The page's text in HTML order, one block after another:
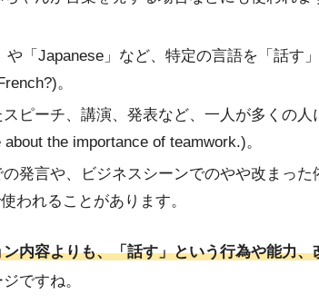
や「Japanese」など、特定の言語を「話す
。
スピーチ、講演、発表など、一人が多くの人
the importance of teamwork.)。
の発言や、ビジネスシーンでのやや改まっ
われることがあります。
内容よりも、「話す」という行為や能力、
ですね。